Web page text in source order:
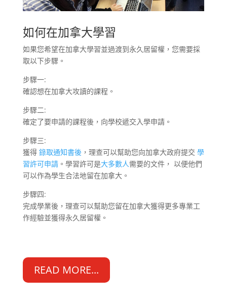
如何在加拿大學習
如果您希望在加拿大學習並過渡到永久居留權，您需要採
取以下步驟。
步驟一:
確認想在加拿大攻讀的課程。
步驟二:
確定了要申請的課程後，向學校遞交入學申請。
步驟三:
獲得 錄取通知書後，理查可以幫助您向加拿大政府提交 學
習許可申請。學習許可是大多數人需要的文件， 以便他們
可以作為學生合法地留在加拿大。
步驟四:
完成學業後，理查可以幫助您留在加拿大獲得更多專業工
作經驗並獲得永久居留權。
READ MORE...